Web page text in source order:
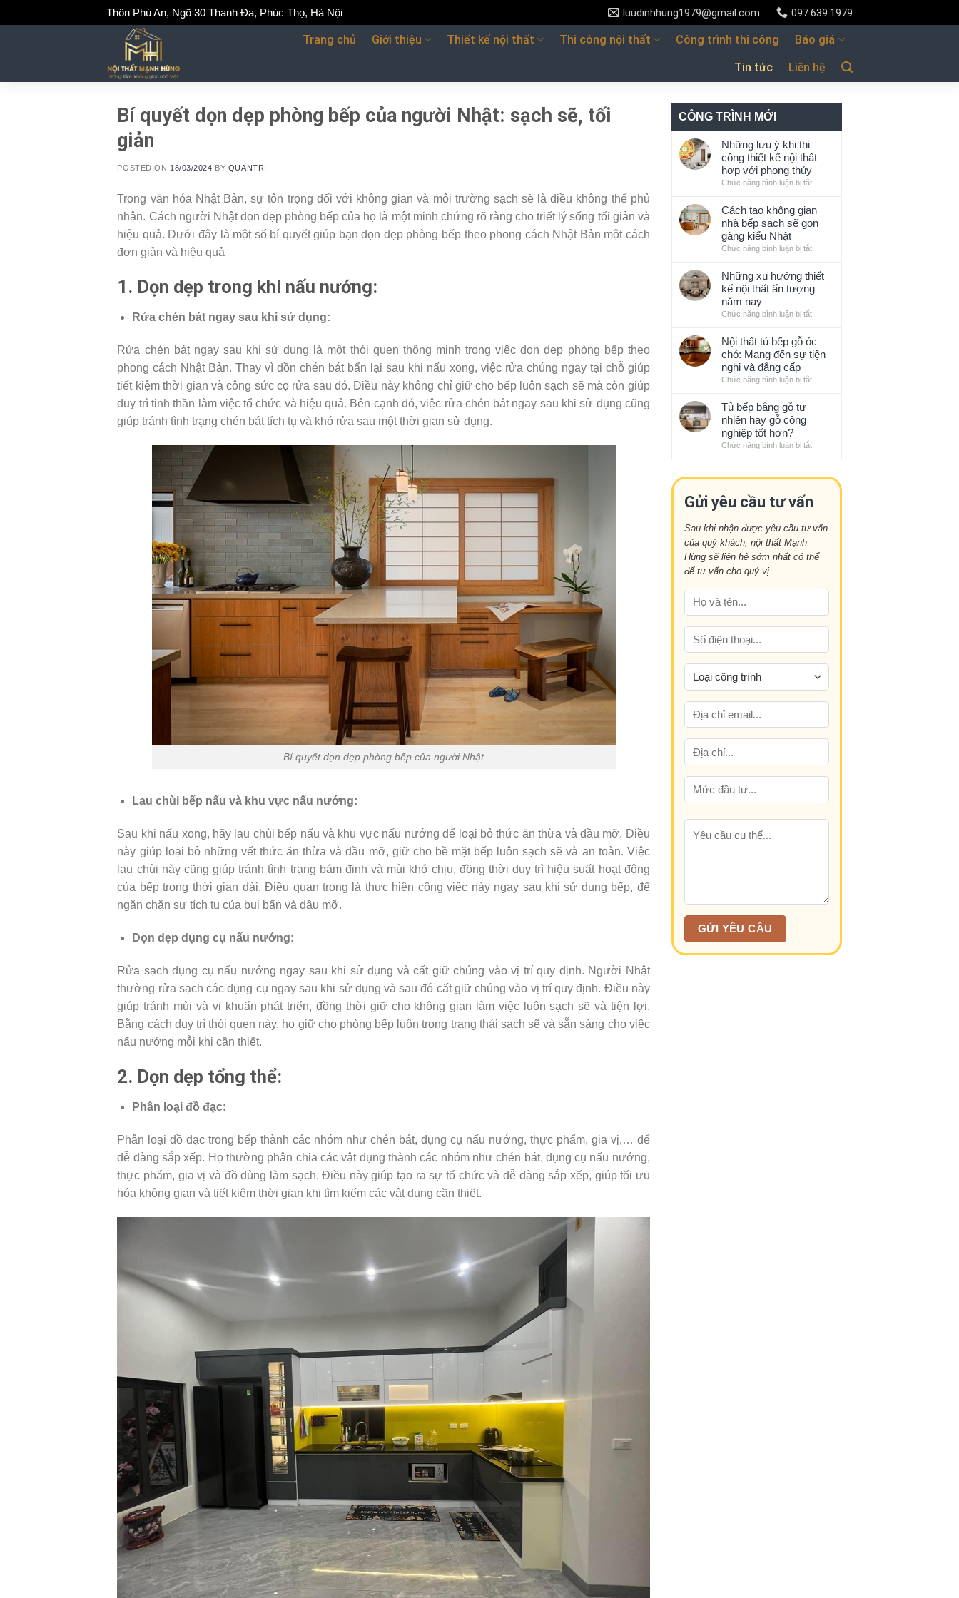
to
Thôn Phú An, Ngõ 30 Thanh Đa, Phúc Thọ, Hà Nội luudinhhung1979@gmail.com 097.639.1979
Trang chủ Giới thiệu Thiết kế nội thất Thi công nội thất Công trình thi công Báo giá
Tin tức Liên hệ
Bí quyết dọn dẹp phòng bếp của người Nhật: sạch sẽ, tối
giản
POSTED ON 18/03/2024 BY QUANTRI
Trong văn hóa Nhật Bản, sự tôn trọng đối với không gian và môi trường sạch sẽ là điều không thể phủ
nhận. Cách người Nhật dọn dẹp phòng bếp của họ là một minh chứng rõ ràng cho triết lý sống tối giản và
hiệu quả. Dưới đây là một số bí quyết giúp bạn dọn dẹp phòng bếp theo phong cách Nhật Bản một cách
đơn giản và hiệu quả
1. Dọn dẹp trong khi nấu nướng:
Rửa chén bát ngay sau khi sử dụng:
Rửa chén bát ngay sau khi sử dụng là một thói quen thông minh trong việc dọn dẹp phòng bếp theo
phong cách Nhật Bản. Thay vì dồn chén bát bẩn lại sau khi nấu xong, việc rửa chúng ngay tại chỗ giúp
tiết kiệm thời gian và công sức cọ rửa sau đó. Điều này không chỉ giữ cho bếp luôn sạch sẽ mà còn giúp
duy trì tinh thần làm việc tổ chức và hiệu quả. Bên cạnh đó, việc rửa chén bát ngay sau khi sử dụng cũng
giúp tránh tình trạng chén bát tích tụ và khó rửa sau một thời gian sử dụng.
Bí quyết dọn dẹp phòng bếp của người Nhật
Lau chùi bếp nấu và khu vực nấu nướng:
Sau khi nấu xong, hãy lau chùi bếp nấu và khu vực nấu nướng để loại bỏ thức ăn thừa và dầu mỡ. Điều
này giúp loại bỏ những vết thức ăn thừa và dầu mỡ, giữ cho bề mặt bếp luôn sạch sẽ và an toàn. Việc
lau chùi này cũng giúp tránh tình trạng bám đinh và mùi khó chịu, đồng thời duy trì hiệu suất hoạt động
của bếp trong thời gian dài. Điều quan trọng là thực hiện công việc này ngay sau khi sử dụng bếp, để
ngăn chặn sự tích tụ của bụi bẩn và dầu mỡ.
Dọn dẹp dụng cụ nấu nướng:
Rửa sạch dụng cụ nấu nướng ngay sau khi sử dụng và cất giữ chúng vào vị trí quy định. Người Nhật
thường rửa sạch các dụng cụ ngay sau khi sử dụng và sau đó cất giữ chúng vào vị trí quy định. Điều này
giúp tránh mùi và vi khuẩn phát triển, đồng thời giữ cho không gian làm việc luôn sạch sẽ và tiện lợi.
Bằng cách duy trì thói quen này, họ giữ cho phòng bếp luôn trong trạng thái sạch sẽ và sẵn sàng cho việc
nấu nướng mỗi khi cần thiết.
2. Dọn dẹp tổng thể:
Phân loại đồ đạc:
Phân loại đồ đạc trong bếp thành các nhóm như chén bát, dụng cụ nấu nướng, thực phẩm, gia vị,… để
dễ dàng sắp xếp. Họ thường phân chia các vật dụng thành các nhóm như chén bát, dụng cụ nấu nướng,
thực phẩm, gia vị và đồ dùng làm sạch. Điều này giúp tạo ra sự tổ chức và dễ dàng sắp xếp, giúp tối ưu
hóa không gian và tiết kiệm thời gian khi tìm kiếm các vật dụng cần thiết.
CÔNG TRÌNH MỚI
Những lưu ý khi thi
công thiết kế nội thất
hợp với phong thủy
Chức năng bình luận bị tắtở
lưu
kế
nội
hợp
phong
thủy
Cách tạo không gian
nhà bếp sạch sẽ gọn
gàng kiểu Nhật
Chức năng bình luận bị tắtở
tạo
gian
sẽ
gọn
kiểu
Những xu hướng thiết
kế nội thất ấn tượng
năm nay
Chức năng bình luận bị tắtở
xu
hướng
thiết
nay
Nội thất tủ bếp gỗ óc
chó: Mang đến sự tiện
nghi và đẳng cấp
Chức năng bình luận bị tắtở
Mang
sự
nghi
cấp
Tủ bếp bằng gỗ tự
nhiên hay gỗ công
nghiệp tốt hơn?
Chức năng bình luận bị tắtở
bằng
tự
hay
công
hơn?
Gửi yêu cầu tư vấn
Sau khi nhận được yêu cầu tư vấn
của quý khách, nội thất Mạnh
Hùng sẽ liên hệ sớm nhất có thể
để tư vấn cho quý vị